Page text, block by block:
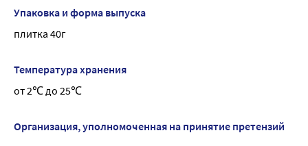
Упаковка и форма выпуска
плитка 40г
Температура хранения
от 2℃ до 25℃
Организация, уполномоченная на принятие претензий